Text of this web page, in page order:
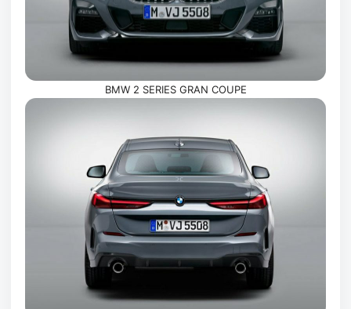
BMW 2 SERIES GRAN COUPE